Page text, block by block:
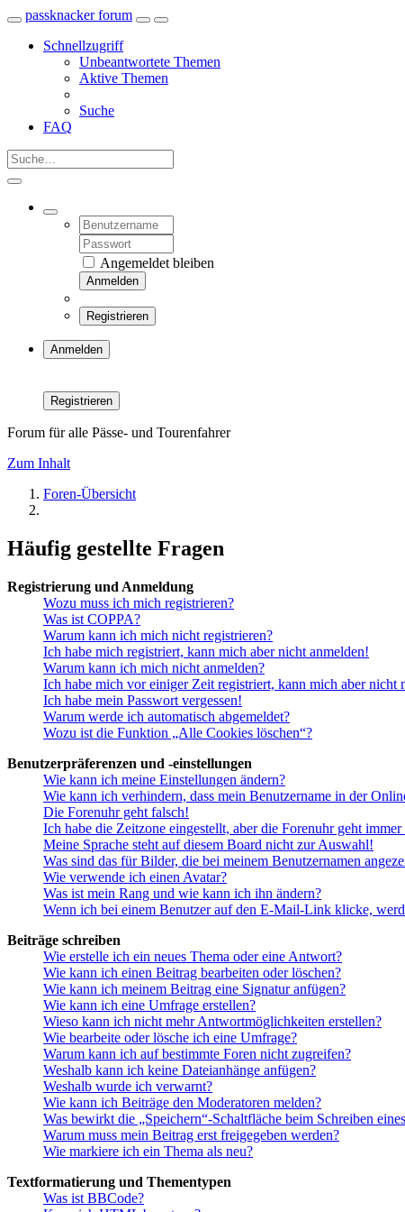
passknacker forum
Schnellzugriff
Unbeantwortete Themen
Aktive Themen
Suche
FAQ
Angemeldet bleiben
Anmelden
Registrieren
Anmelden
Registrieren
Forum für alle Pässe- und Tourenfahrer
Zum Inhalt
Foren-Übersicht
Häufig gestellte Fragen
Registrierung und Anmeldung
Wozu muss ich mich registrieren?
Was ist COPPA?
Warum kann ich mich nicht registrieren?
Ich habe mich registriert, kann mich aber nicht anmelden!
Warum kann ich mich nicht anmelden?
Ich habe mich vor einiger Zeit registriert, kann mich aber nicht
Ich habe mein Passwort vergessen!
Warum werde ich automatisch abgemeldet?
Wozu ist die Funktion „Alle Cookies löschen“?
Benutzerpräferenzen und -einstellungen
Wie kann ich meine Einstellungen ändern?
Wie kann ich verhindern, dass mein Benutzername in der
Die Forenuhr geht falsch!
Ich habe die Zeitzone eingestellt, aber die Forenuhr geht
Meine Sprache steht auf diesem Board nicht zur Auswahl!
Was sind das für Bilder, die bei meinem Benutzernamen
Wie verwende ich einen Avatar?
Was ist mein Rang und wie kann ich ihn ändern?
Wenn ich bei einem Benutzer auf den E-Mail-Link klicke,
Beiträge schreiben
Wie erstelle ich ein neues Thema oder eine Antwort?
Wie kann ich einen Beitrag bearbeiten oder löschen?
Wie kann ich meinem Beitrag eine Signatur anfügen?
Wie kann ich eine Umfrage erstellen?
Wieso kann ich nicht mehr Antwortmöglichkeiten erstellen?
Wie bearbeite oder lösche ich eine Umfrage?
Warum kann ich auf bestimmte Foren nicht zugreifen?
Weshalb kann ich keine Dateianhänge anfügen?
Weshalb wurde ich verwarnt?
Wie kann ich Beiträge den Moderatoren melden?
Was bewirkt die „Speichern“-Schaltfläche beim Schreiben
Warum muss mein Beitrag erst freigegeben werden?
Wie markiere ich ein Thema als neu?
Textformatierung und Thementypen
Was ist BBCode?